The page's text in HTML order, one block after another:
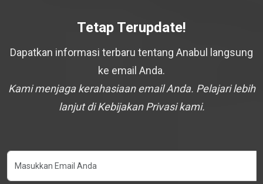
Tetap Terupdate!
Dapatkan informasi terbaru tentang Anabul langsung
ke email Anda.
Kami menjaga kerahasiaan email Anda. Pelajari lebih
lanjut di Kebijakan Privasi kami.